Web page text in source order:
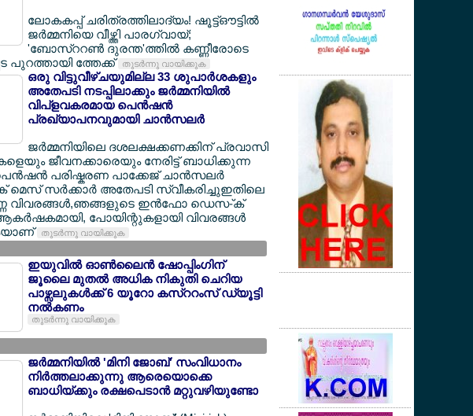
ലോകകപ്പ് ചരിത്രത്തിലാദ്യം! ഷൂട്ട്ഔട്ടില്‍
ജര്‍മ്മനിയെ വീഴ്ത്തി പാരഗ്വായ്;
'ബോസ്ററണ്‍ ദുരന്ത'ത്തില്‍ കണ്ണീരോടെ
പുറത്തായി ത്തേക്ക് തുടര്‍ന്നു വായിക്കുക
ഒരു വിട്ടുവീഴ്ചയുമില്ല 33 ശുപാര്‍ശകളും
അതേപടി നടപ്പിലാക്കും ജര്‍മ്മനിയില്‍
വിപ്ളവകരമായ പെന്‍ഷന്‍
പ്രഖ്യാപനവുമായി ചാന്‍സലര്‍
ജര്‍മ്മനിയിലെ ദശലക്ഷക്കണക്കിന് പ്രവാസി
ജീവനക്കാരെയും നേരിട്ട് ബാധിക്കുന്ന
പരിഷ്കരണ പാക്കേജ് ചാന്‍സലര്‍
മെസ് സര്‍ക്കാര്‍ അതേപടി സ്വീകരിച്ചുഇതിലെ
വിവരങ്ങള്‍,ഞങ്ങളുടെ ഇന്‍ഫോ ഡെസ-്ക്
പോയിന്റുകളായി വിവരങ്ങള്‍
തുടര്‍ന്നു വായിക്കുക
ഇയുവില്‍ ഓണ്‍ലൈന്‍ ഷോപ്പിംഗിന്
ജൂലൈ മുതല്‍ അധിക നികുതി ചെറിയ
പാഴ്സലുകള്‍ക്ക് 6 യൂറോ കസ്ററംസ് ഡ്യൂട്ടി
നല്‍കണം
തുടര്‍ന്നു വായിക്കുക
ജര്‍മ്മനിയില്‍ 'മിനി ജോബ്' സംവിധാനം
നിര്‍ത്തലാക്കുന്നു ആരെയൊക്കെ
ബാധിയ്ക്കും രക്ഷപെടാന്‍ മറ്റുവഴിയുണ്ടോ